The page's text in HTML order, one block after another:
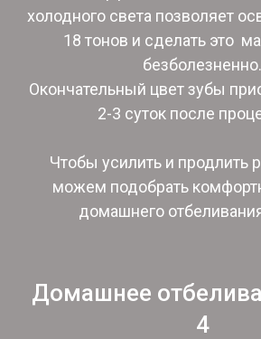
холодного света позволяет
18 тонов и сделать это
безболезненно.
Окончательный цвет зубы
2-3 суток после
Чтобы усилить и продлить
можем подобрать
домашнего
Домашнее
4